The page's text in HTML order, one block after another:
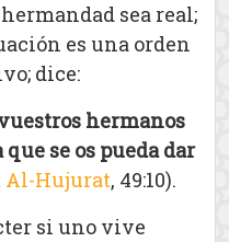
sea real;
es una orden
dice:
hermanos
se os pueda dar
Al-Hujurat, 49:10).
si uno vive